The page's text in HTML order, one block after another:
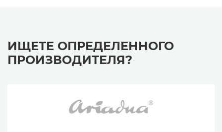
ИЩЕТЕ ОПРЕДЕЛЕННОГО
ПРОИЗВОДИТЕЛЯ?